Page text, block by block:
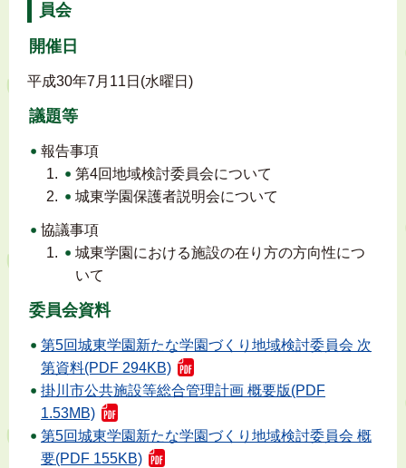
員会
開催日
平成30年7月11日(水曜日)
議題等
報告事項
第4回地域検討委員会について
城東学園保護者説明会について
協議事項
城東学園における施設の在り方の方向性につ
いて
委員会資料
第5回城東学園新たな学園づくり地域検討委員会 次
第資料(PDF 294KB)
掛川市公共施設等総合管理計画 概要版(PDF
1.53MB)
第5回城東学園新たな学園づくり地域検討委員会 概
要(PDF 155KB)